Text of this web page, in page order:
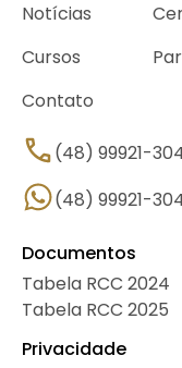
Notícias
Cursos
Contato
(48) 99921-
(48) 99921-
Documentos
Tabela RCC 2024
Tabela RCC 2025
Privacidade